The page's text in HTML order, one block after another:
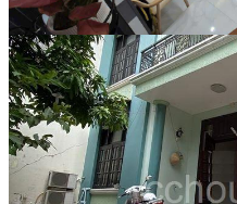
Nhà phố
38 Tỷ
Mã:8792Biệt thự sân
Tri Phương p9.Q10